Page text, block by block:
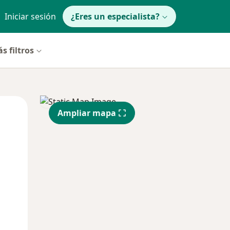
Iniciar sesión ¿Eres un especialista?
filtros
Mié
12 Ago
Jue
13 Ago
Ampliar mapa